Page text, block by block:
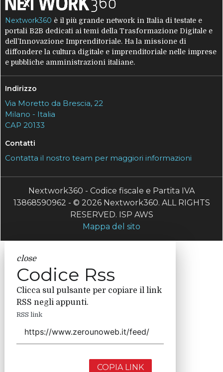
Nextwork360 è il più grande network in Italia di testate e
portali B2B dedicati ai temi della Trasformazione Digitale e
dell’Innovazione Imprenditoriale. Ha la missione di
diffondere la cultura digitale e imprenditoriale nelle imprese
e pubbliche amministrazioni italiane.
Indirizzo
Via Moretto da Brescia, 22
Milano - Italia
CAP 20133
Contatti
Contatta il nostro team per maggiori informazioni
Nextwork360 - Codice fiscale e Partita IVA
13868590962 - © 2026 Nextwork360. ALL RIGHTS
RESERVED. ISP AWS
Mappa del sito
close
Codice Rss
Clicca sul pulsante per copiare il link
RSS negli appunti.
RSS link
COPIA LINK